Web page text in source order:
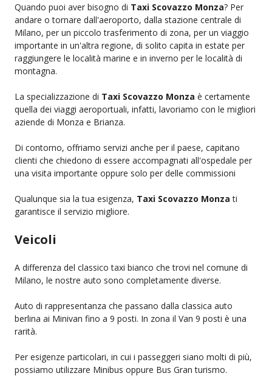
Quando puoi aver bisogno di Taxi Scovazzo Monza? Per
andare o tornare dall'aeroporto, dalla stazione centrale di
Milano, per un piccolo trasferimento di zona, per un viaggio
importante in un'altra regione, di solito capita in estate per
raggiungere le località marine e in inverno per le località di
montagna.
La specializzazione di Taxi Scovazzo Monza è certamente
quella dei viaggi aeroportuali, infatti, lavoriamo con le migliori
aziende di Monza e Brianza.
Di contorno, offriamo servizi anche per il paese, capitano
clienti che chiedono di essere accompagnati all'ospedale per
una visita importante oppure solo per delle commissioni
Qualunque sia la tua esigenza, Taxi Scovazzo Monza ti
garantisce il servizio migliore.
Veicoli
A differenza del classico taxi bianco che trovi nel comune di
Milano, le nostre auto sono completamente diverse.
Auto di rappresentanza che passano dalla classica auto
berlina ai Minivan fino a 9 posti. In zona il Van 9 posti è una
rarità.
Per esigenze particolari, in cui i passeggeri siano molti di più,
possiamo utilizzare Minibus oppure Bus Gran turismo.